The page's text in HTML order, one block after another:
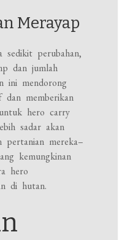
Merayap
sedikit perubahan,
dan jumlah
ini mendorong
memberikan
hero carry
sadar akan
pertanian mereka–
kemungkinan
hero
di hutan.